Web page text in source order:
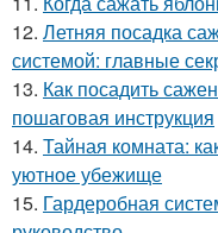
12. Летняя посадка
системой: главные
13. Как посадить
пошаговая инструкция
14. Тайная комната:
уютное убежище
15. Гардеробная